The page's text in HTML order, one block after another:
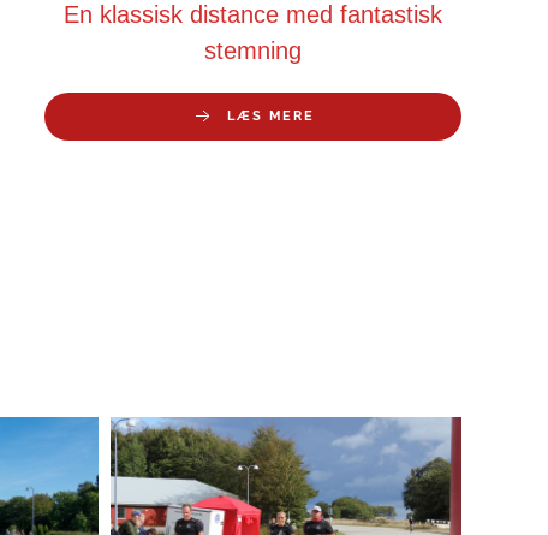
En klassisk distance med fantastisk
stemning
LÆS MERE